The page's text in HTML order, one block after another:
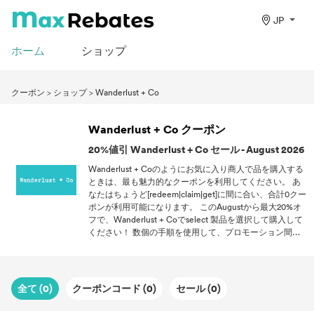
JP
ホーム ショップ
クーポン > ショップ>Wanderlust + Co
Wanderlust + Co クーポン
20%値引 Wanderlust + Co セール - August 2026
Wanderlust + Coのようにお気に入り商人で品を購入する
ときは、最も魅力的なクーポンを利用してください。 あ
なたはちょうど[redeem|claim|get]に間に合い、合計0クー
ポンが利用可能になります。 このAugustから最大20%オ
フで、Wanderlust + Coでselect 製品を選択して購入して
ください！ 数個の手順を使用して、プロモーション間隔
さい。
全て (0) クーポンコード (0) セール (0)